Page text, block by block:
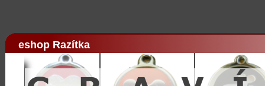
eshop Razítka